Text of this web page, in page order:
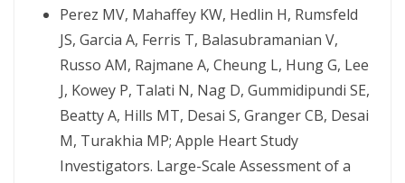
Perez MV, Mahaffey KW, Hedlin H, Rumsfeld
JS, Garcia A, Ferris T, Balasubramanian V,
Russo AM, Rajmane A, Cheung L, Hung G, Lee
J, Kowey P, Talati N, Nag D, Gummidipundi SE,
Beatty A, Hills MT, Desai S, Granger CB, Desai
M, Turakhia MP; Apple Heart Study
Investigators. Large-Scale Assessment of a